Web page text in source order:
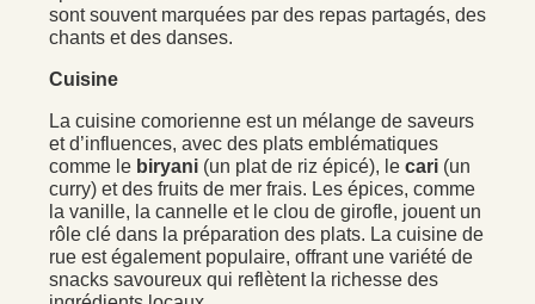
sont souvent marquées par des repas partagés, des
chants et des danses.
Cuisine
La cuisine comorienne est un mélange de saveurs
et d’influences, avec des plats emblématiques
comme le biryani(un plat de riz épicé), le cari(un
curry) et des fruits de mer frais. Les épices, comme
la vanille, la cannelle et le clou de girofle, jouent un
rôle clé dans la préparation des plats. La cuisine de
rue est également populaire, offrant une variété de
snacks savoureux qui reflètent la richesse des